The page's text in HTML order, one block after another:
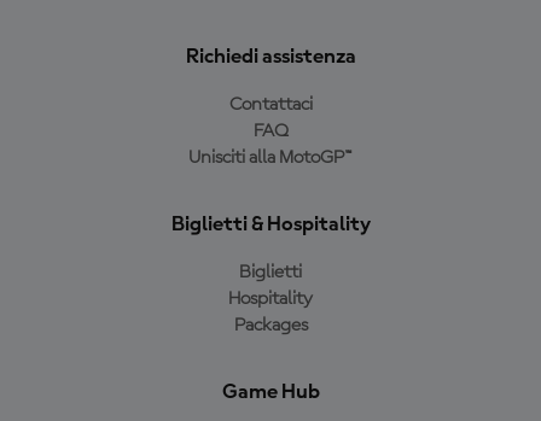
Richiedi assistenza
Contattaci
FAQ
Unisciti alla MotoGP™
Biglietti & Hospitality
Biglietti
Hospitality
Packages
Game Hub